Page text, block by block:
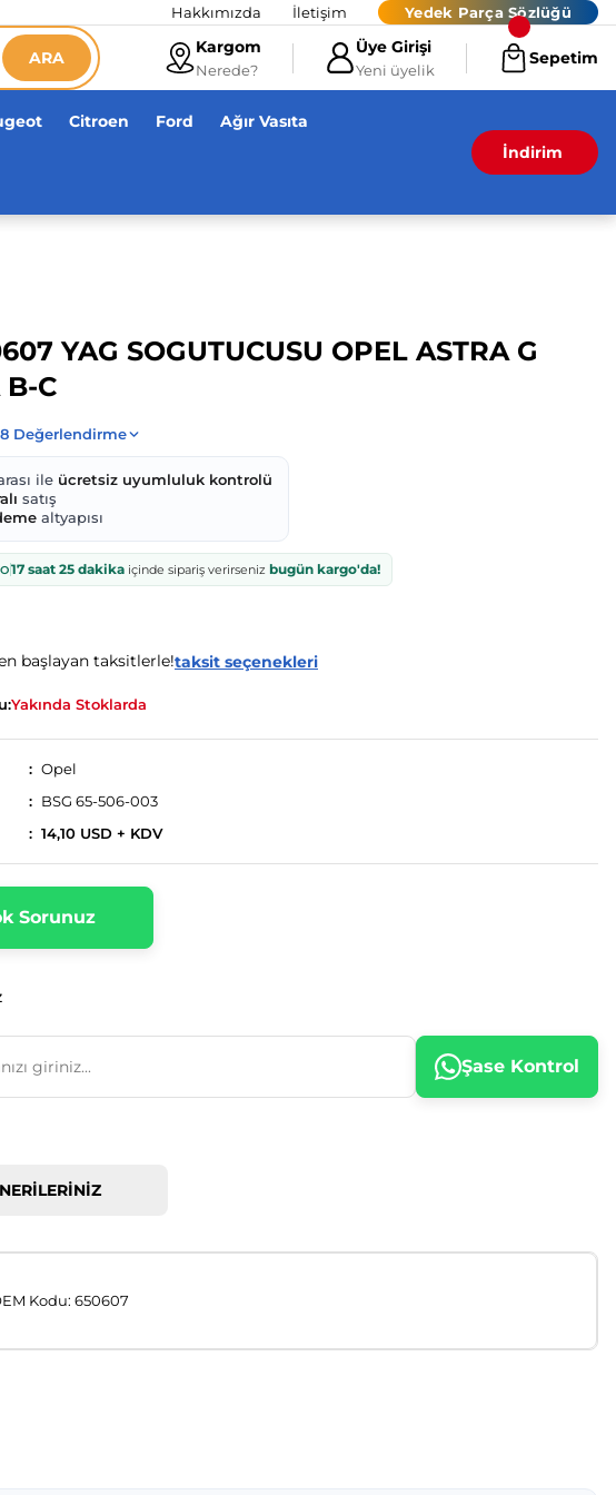
Hakkımızda İletişim Yedek Parça Sözlüğü
ARA
Kargom
Nerede?
Üye Girişi
Yeni üyelik
Sepetim
Citroen Ford Ağır Vasıta
İndirim
YAG SOGUTUCUSU OPEL ASTRA G
B-C
ile ücretsiz uyumluluk kontrolü
satış
altyapısı
17 saat 25 dakikaiçinde sipariş verirseniz bugün kargo'da!
başlayan taksitlerle!taksit seçenekleri
Yakında Stoklarda
Opel
BSG 65-506-003
14,10 USD + KDV
Sorunuz
Şase Kontrol
Kodu: 650607